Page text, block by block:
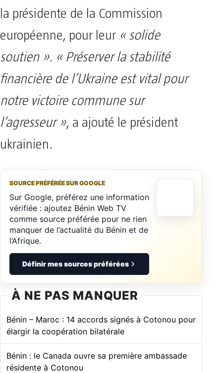
la présidente de la Commission
européenne, pour leur « solide
soutien ». « Préserver la stabilité
financière de l’Ukraine est vital pour
notre victoire commune sur
l’agresseur », a ajouté le président
ukrainien.
SOURCE PRÉFÉRÉE SUR GOOGLE
Sur Google, préférez une information
vérifiée : ajoutez Bénin Web TV
comme source préférée pour ne rien
manquer de l’actualité du Bénin et de
l’Afrique.
Définir mes sources préférées
À NE PAS MANQUER
Bénin – Maroc : 14 accords signés à Cotonou pour
élargir la coopération bilatérale
Bénin : le Canada ouvre sa première ambassade
résidente à Cotonou